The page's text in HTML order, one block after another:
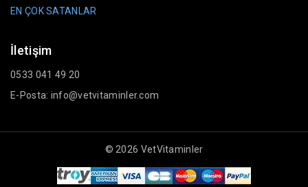
EN ÇOK SATANLAR
İletişim
0533 041 49 20
E-Posta: info@vetvitaminler.com
© 2026 VetVitaminler